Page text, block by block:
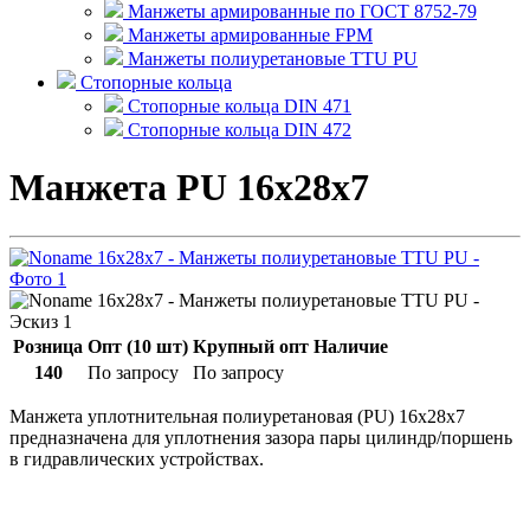
Манжеты армированные по ГОСТ 8752-79
Манжеты армированные FPM
Манжеты полиуретановые TTU PU
Стопорные кольца
Стопорные кольца DIN 471
Стопорные кольца DIN 472
Манжета PU 16x28x7
Розница Опт (10 шт) Крупный опт Наличие
140
По запросу По запросу
Манжета уплотнительная полиуретановая (PU) 16x28x7
предназначена для уплотнения зазора пары цилиндр/поршень
в гидравлических устройствах.